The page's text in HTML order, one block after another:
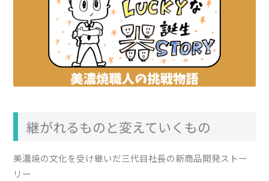
継がれるものと変えていくもの
美濃焼の文化を受け継いだ三代目社長の新商品開発ストー
リー